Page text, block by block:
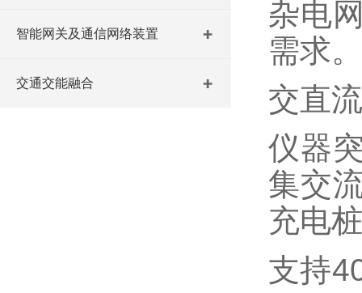
智能网关及通信网络装置
交通交能融合
杂电
需求。
交直
仪器
集交
充电
支持